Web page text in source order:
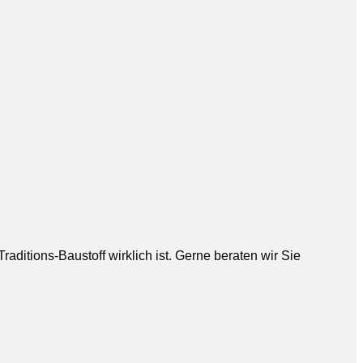
Baustoff wirklich ist. Gerne beraten wir Sie